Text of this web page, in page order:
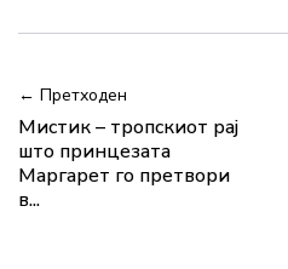
← Претходен
Мистик – тропскиот рај
што принцезата
Маргарет го претвори
в...